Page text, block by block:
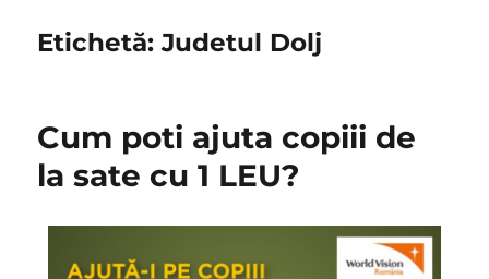
Etichetă:Judetul Dolj
Cum poti ajuta copiii de
la sate cu 1 LEU?